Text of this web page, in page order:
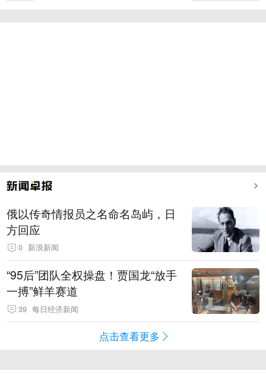
俄以传奇情报员之名命名岛屿，日
方回应
0 新浪新闻
“95后”团队全权操盘！贾国龙“放手
一搏”鲜羊赛道
39 每日经济新闻
点击查看更多